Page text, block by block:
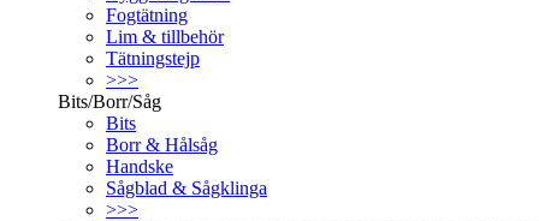
Fogtätning
Lim & tillbehör
Tätningstejp
>>>
Bits/Borr/Såg
Bits
Borr & Hålsåg
Handske
Sågblad & Sågklinga
>>>